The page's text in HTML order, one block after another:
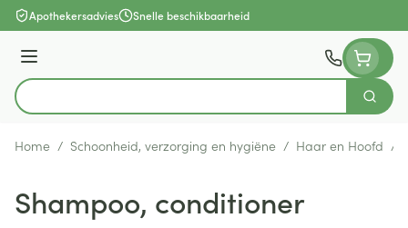
Ga naar de inhoud
Apothekersadvies Snelle beschikbaarheid
Menu
Product, merk, categorie...
Zoek
Home / Schoonheid, verzorging en hygiëne / Haar en Hoofd /
Shampoo, conditioner